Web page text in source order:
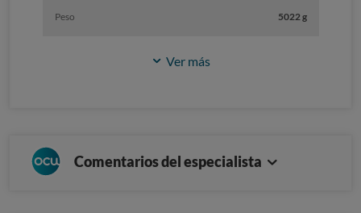
Peso 5022 g
Ver más
Comentarios del especialista